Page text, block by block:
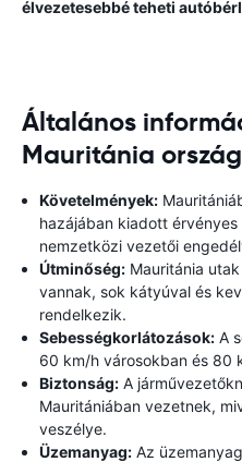
élvezetesebbé teheti
Általános
Mauritánia
Követelmények:
hazájában kiadott
nemzetközi vezetői
Útminőség: Mauritánia
vannak, sok kátyúval és
rendelkezik.
Sebességkorlátozások: A
60 km/h városokban és 80
Biztonság: A
Mauritániában vezetnek,
veszélye.
Üzemanyag: Az